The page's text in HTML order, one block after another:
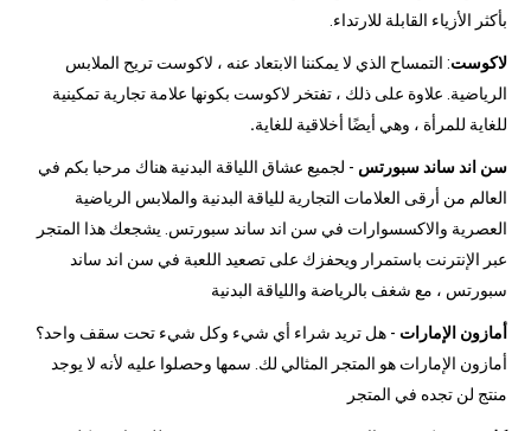
بأكثر الأزياء القابلة للارتداء.
لاكوست: التمساح الذي لا يمكننا الابتعاد عنه ، لاكوست تريح الملابس
الرياضية. علاوة على ذلك ، تفتخر لاكوست بكونها علامة تجارية تمكينية
للغاية للمرأة ، وهي أيضًا أخلاقية للغاية.
سن اند ساند سبورتس - لجميع عشاق اللياقة البدنية هناك مرحبا بكم في
العالم من أرقى العلامات التجارية للياقة البدنية والملابس الرياضية
العصرية والاكسسوارات في سن اند ساند سبورتس. يشجعك هذا المتجر
عبر الإنترنت باستمرار ويحفزك على تصعيد اللعبة في سن اند ساند
سبورتس ، مع شغف بالرياضة واللياقة البدنية
أمازون الإمارات - هل تريد شراء أي شيء وكل شيء تحت سقف واحد؟
أمازون الإمارات هو المتجر المثالي لك. سمها وحصلوا عليه لأنه لا يوجد
منتج لن تجده في المتجر